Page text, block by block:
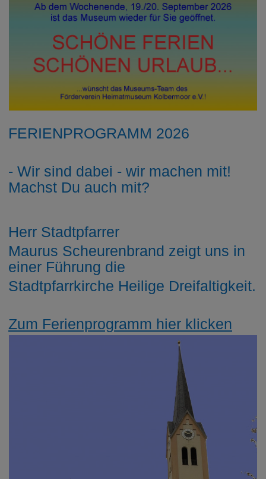
eingebunden. Das können Kartendienste wie z.B. Google Maps sein
oder auch Anwendungen einer externen Website.
FERIENPROGRAMM 2026
- Wir sind dabei - wir machen mit!
Machst Du auch mit?
Herr Stadtpfarrer
Maurus Scheurenbrand zeigt uns in
einer Führung die
Stadtpfarrkirche Heilige Dreifaltigkeit.
Zum Ferienprogramm hier klicken